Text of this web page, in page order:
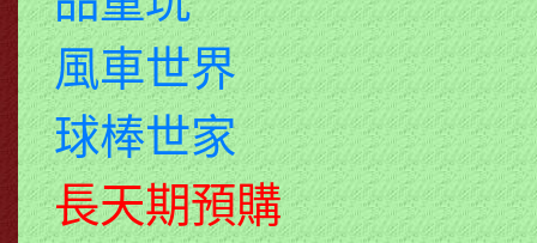
風車世界
球棒世家
長天期預購